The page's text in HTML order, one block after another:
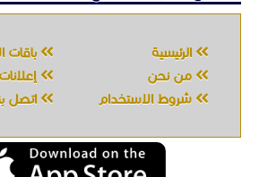
الرئيسية
باقات
من نحن
شروط الاستخدام
اتصل